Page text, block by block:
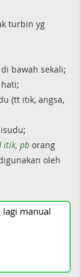
turbin yg
bawah sekali;
(tt itik, angsa,
itik, pb orang
oleh
lagi manual